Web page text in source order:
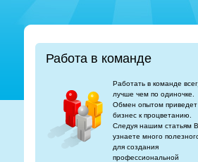
Работа в команде
Работать в команде
лучше чем по одиночке.
Обмен опытом приведет
бизнес к процветанию.
Следуя нашим статьям
узнаете много
для создания
профессиональной